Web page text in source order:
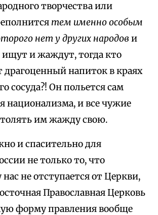
творчества или
тем именно особым
нет у других народов и
ищут и жаждут, тогда кто
драгоценный напиток в краях
сосуда?! Он польется сам
национализма, и все чужие
им жажду свою.
и спасительно для
не только то, что
нас не отступается от Церкви,
Православная Церковь
форму правления вообще